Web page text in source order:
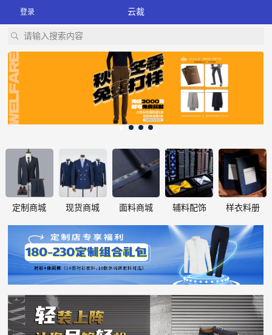
登录 云裁
请输入搜索内容
定制商城 现货商城 面料商城 辅料配饰 样衣料册